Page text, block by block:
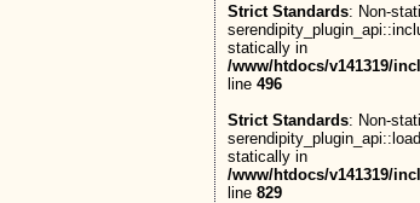
Strict Standards: Non-
statically in
/www/htdocs/v141319/
line 496
Strict Standards: Non-
statically in
/www/htdocs/v141319/
line 829